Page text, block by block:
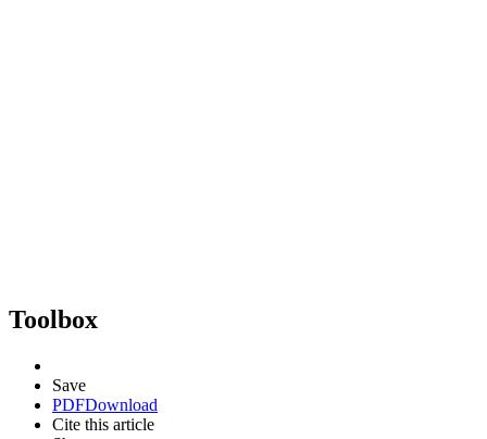
Toolbox
Save
PDFDownload
Cite this article